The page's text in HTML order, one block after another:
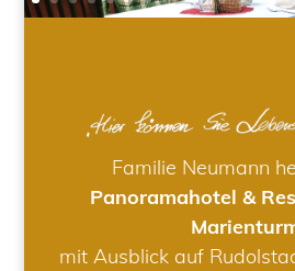
Familie Neumann
Panoramahotel &
mit Ausblick auf